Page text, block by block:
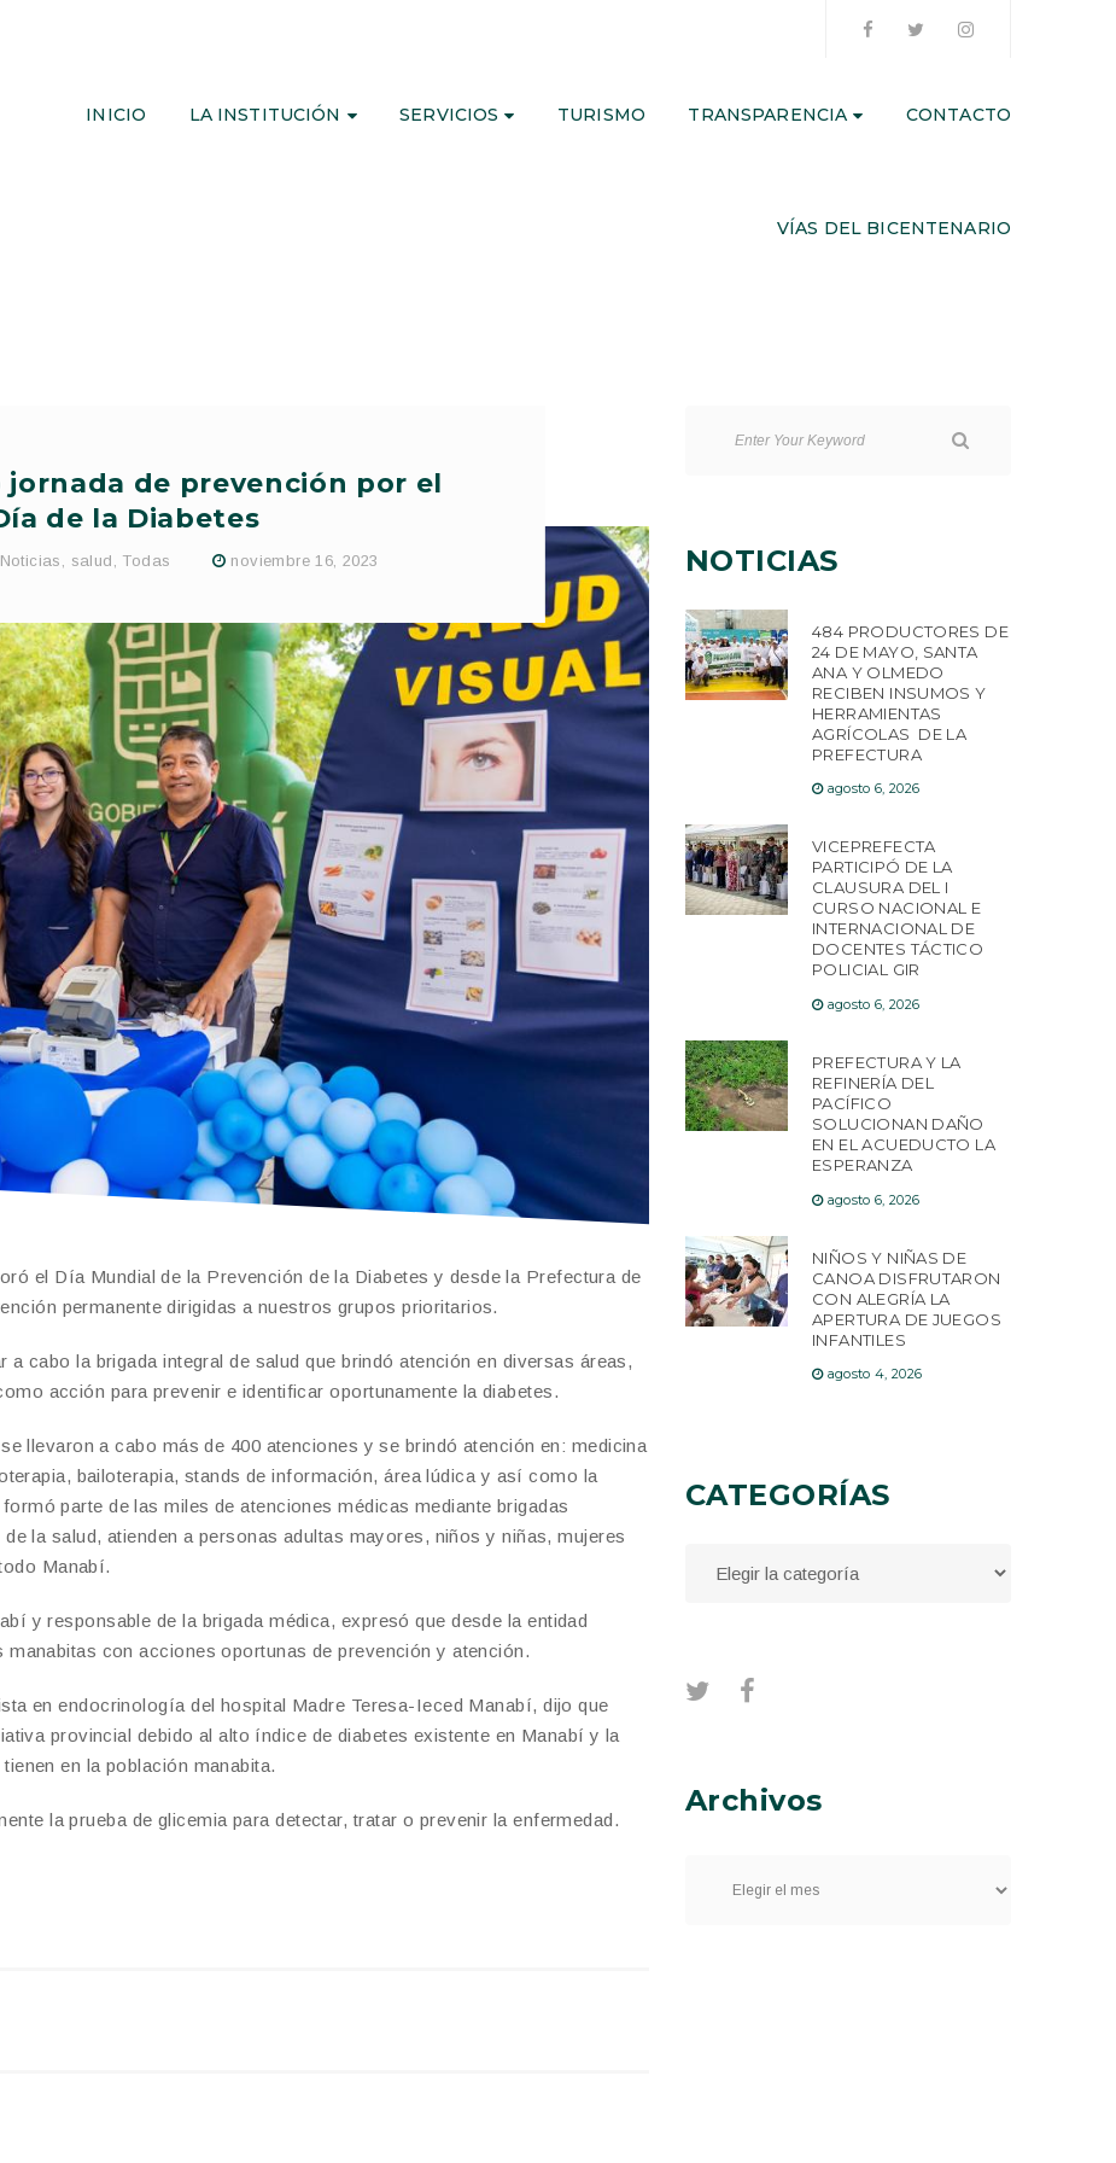
INICIO LA INSTITUCIÓN SERVICIOS TURISMO TRANSPARENCIA CONTACTO
VÍAS DEL BICENTENARIO
jornada de prevención por el
de la Diabetes
Noticias , salud , Todas noviembre 16, 2023
el Día Mundial de la Prevención de la Diabetes y desde la Prefectura de
permanente dirigidas a nuestros grupos prioritarios.
cabo la brigada integral de salud que brindó atención en diversas áreas,
acción para prevenir e identificar oportunamente la diabetes.
llevaron a cabo más de 400 atenciones y se brindó atención en: medicina
bailoterapia, stands de información, área lúdica y así como la
parte de las miles de atenciones médicas mediante brigadas
la salud, atienden a personas adultas mayores, niños y niñas, mujeres
Manabí.
y responsable de la brigada médica, expresó que desde la entidad
con acciones oportunas de prevención y atención.
en endocrinología del hospital Madre Teresa-Ieced Manabí, dijo que
provincial debido al alto índice de diabetes existente en Manabí y la
en la población manabita.
la prueba de glicemia para detectar, tratar o prevenir la enfermedad.
NOTICIAS
484 PRODUCTORES DE
24 DE MAYO, SANTA
ANA Y OLMEDO
RECIBEN INSUMOS Y
HERRAMIENTAS
AGRÍCOLAS DE LA
PREFECTURA
agosto 6, 2026
VICEPREFECTA
PARTICIPÓ DE LA
CLAUSURA DEL I
CURSO NACIONAL E
INTERNACIONAL DE
DOCENTES TÁCTICO
POLICIAL GIR
agosto 6, 2026
PREFECTURA Y LA
REFINERÍA DEL
PACÍFICO
SOLUCIONAN DAÑO
EN EL ACUEDUCTO LA
ESPERANZA
agosto 6, 2026
NIÑOS Y NIÑAS DE
CANOA DISFRUTARON
CON ALEGRÍA LA
APERTURA DE JUEGOS
INFANTILES
agosto 4, 2026
CATEGORÍAS
Archivos